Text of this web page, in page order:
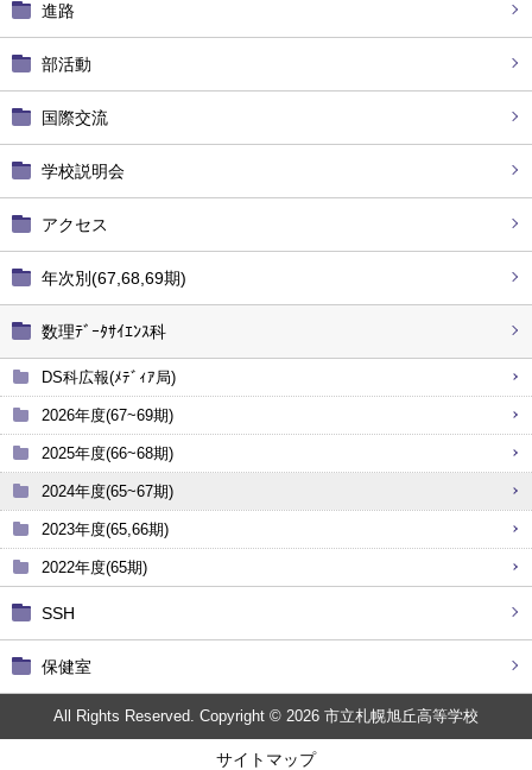
進路
部活動
国際交流
学校説明会
アクセス
年次別(67,68,69期)
数理ﾃﾞｰﾀｻｲｴﾝｽ科
DS科広報(ﾒﾃﾞｨｱ局)
2026年度(67~69期)
2025年度(66~68期)
2024年度(65~67期)
2023年度(65,66期)
2022年度(65期)
SSH
保健室
All Rights Reserved. Copyright © 2026 市立札幌旭丘高等学校
サイトマップ